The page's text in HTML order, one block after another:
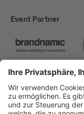
Event Partner